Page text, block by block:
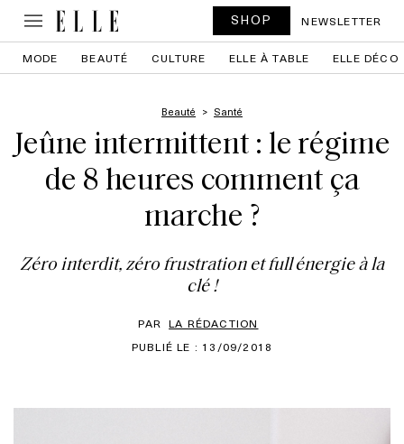
SHOP NEWSLETTER
MODE BEAUTÉ CULTURE ELLE À TABLE ELLE DÉCO
Beauté Santé
Jeûne intermittent : le régime
de 8 heures comment ça
marche ?
Zéro interdit, zéro frustration et full énergie à la
clé !
PAR LA RÉDACTION
PUBLIÉ LE : 13/09/2018